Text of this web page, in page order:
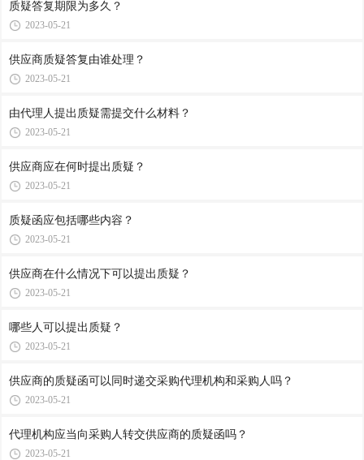
质疑答复期限为多久？
2023-05-21
供应商质疑答复由谁处理？
2023-05-21
由代理人提出质疑需提交什么材料？
2023-05-21
供应商应在何时提出质疑？
2023-05-21
质疑函应包括哪些内容？
2023-05-21
供应商在什么情况下可以提出质疑？
2023-05-21
哪些人可以提出质疑？
2023-05-21
供应商的质疑函可以同时递交采购代理机构和采购人吗？
2023-05-21
代理机构应当向采购人转交供应商的质疑函吗？
2023-05-21